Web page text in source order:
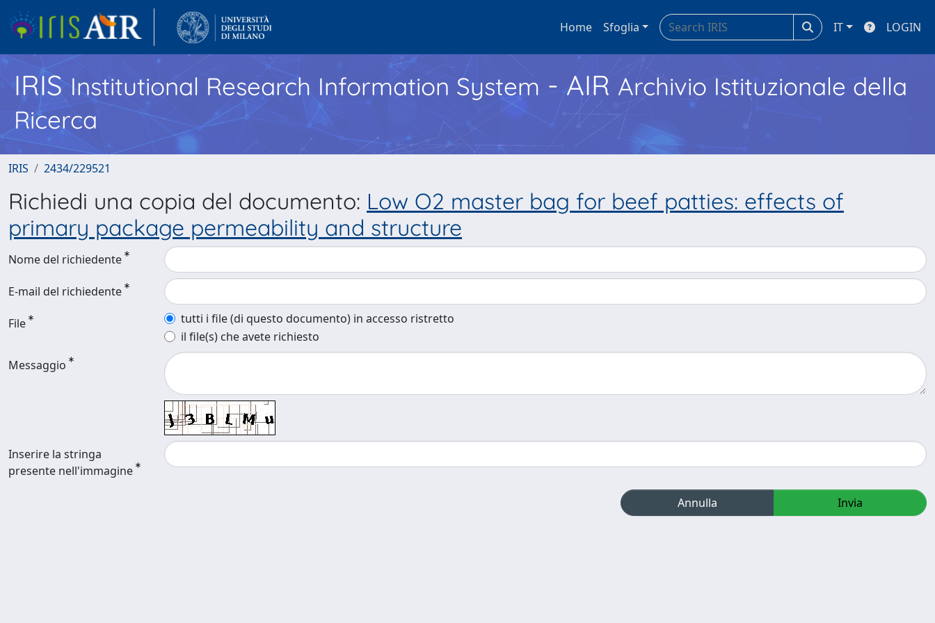
Home Sfoglia IT LOGIN
IRISInstitutional Research Information System - AIR Archivio Istituzionale della
Ricerca
IRIS 2434/229521
Richiedi una copia del documento: Low O2 master bag for beef patties: effects of
primary package permeability and structure
Nome del richiedente
E-mail del richiedente
File
tutti i file (di questo documento) in accesso ristretto
il file(s) che avete richiesto
Messaggio
Inserire la stringa
presente nell'immagine
Annulla Invia